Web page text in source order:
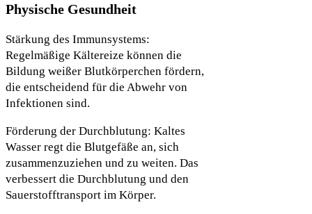
Physische Gesundheit
Stärkung des Immunsystems:
Regelmäßige Kältereize können die
Bildung weißer Blutkörperchen fördern,
die entscheidend für die Abwehr von
Infektionen sind.
Förderung der Durchblutung: Kaltes
Wasser regt die Blutgefäße an, sich
zusammenzuziehen und zu weiten. Das
verbessert die Durchblutung und den
Sauerstofftransport im Körper.